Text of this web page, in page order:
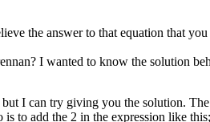
the answer to that equation that you
I wanted to know the solution
I can try giving you the solution.
is to add the 2 in the expression like this;